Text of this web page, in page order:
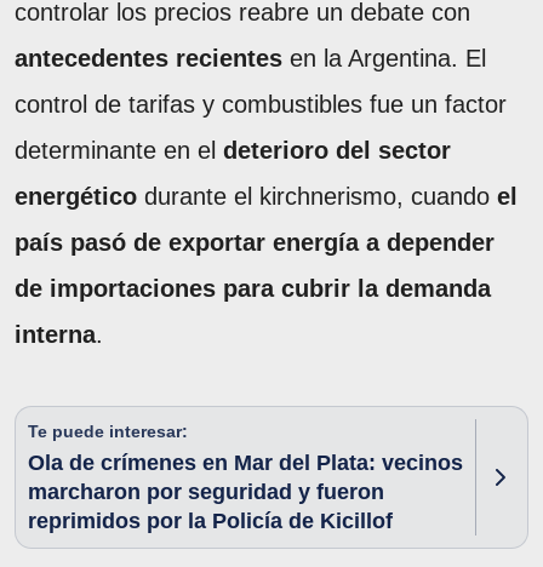
controlar los precios reabre un debate con
antecedentes recientes en la Argentina. El
control de tarifas y combustibles fue un factor
determinante en el deterioro del sector
energético durante el kirchnerismo, cuando el
país pasó de exportar energía a depender
de importaciones para cubrir la demanda
interna.
Te puede interesar:
Ola de crímenes en Mar del Plata: vecinos
marcharon por seguridad y fueron
reprimidos por la Policía de Kicillof